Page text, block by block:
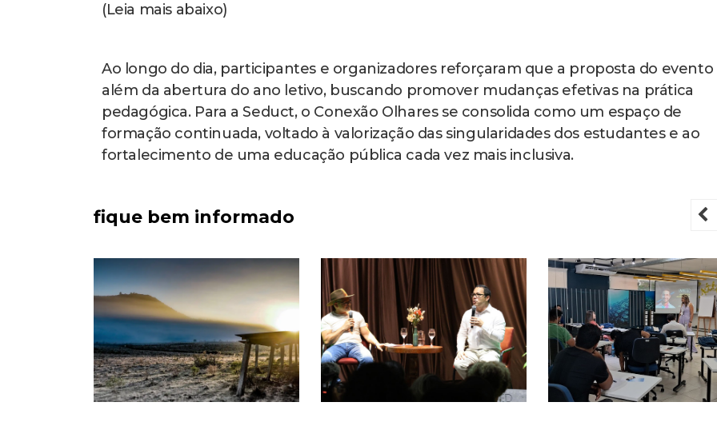
(Leia mais abaixo)
Ao longo do dia, participantes e organizadores reforçaram que a proposta do evento
além da abertura do ano letivo, buscando promover mudanças efetivas na prática
pedagógica. Para a Seduct, o Conexão Olhares se consolida como um espaço de
formação continuada, voltado à valorização das singularidades dos estudantes e ao
fortalecimento de uma educação pública cada vez mais inclusiva.
fique bem informado